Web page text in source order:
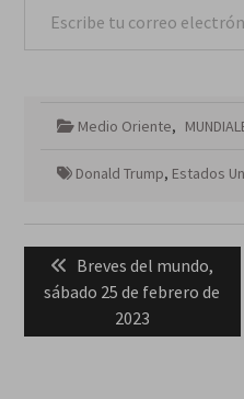
Medio Oriente,
Donald Trump, Estados
Navegación
entradas
Previous
post:
Breves del mundo,
sábado 25 de febrero de
2023